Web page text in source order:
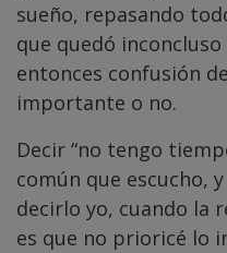
sueño, repasando
que quedó
entonces confusión
importante o no.
Decir “no tengo
común que escucho,
decirlo yo, cuando la
es que no prioricé lo